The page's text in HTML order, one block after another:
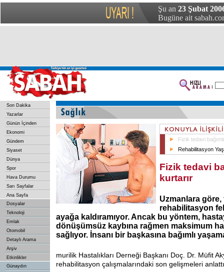
Şu an 23 Şubat
Bugüne ait
Son Dakika
Yazarlar
Günün İçinden
Ekonomi
Gündem
Siyaset
Dünya
Spor
Hava Durumu
Sarı Sayfalar
Ana Sayfa
Dosyalar
Teknoloji
Emlak
Otomobil
Detaylı Arama
Arşiv
Etkinlikler
Günaydın
Fizik tedavi
Rehabilitasyon
Fizik tedavi
kurtarır
Uzmanlara
rehabilitasyon
ayağa kaldıramıyor. Ancak bu yöntem,
dönüşümsüz kaybına rağmen maksimum
sağlıyor. İnsanı bir başkasına bağımlı
murilik Hastalıkları Derneği Başkanı Doç. Dr. Müfit
rehabilitasyon çalışmalarındaki son gelişmeleri anlattı